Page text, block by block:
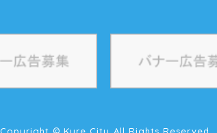
Copyright © Kure City All Rights Reserved.